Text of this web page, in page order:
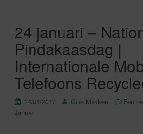
24 januari –
Pindakaasdag |
Internationale
Telefoons
24/01/2017 Gina Makken
Een
Januari